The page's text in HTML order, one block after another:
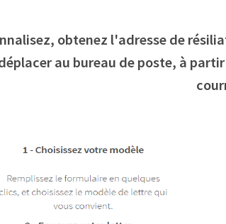
obtenez l'adresse de
au bureau de poste, à